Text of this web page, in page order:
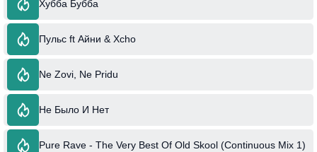
Хубба Бубба
Пульс ft Айни & Xcho
Ne Zovi, Ne Pridu
Не Было И Нет
Pure Rave - The Very Best Of Old Skool (Continuous Mix 1)